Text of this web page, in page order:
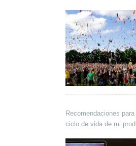
Recomendaciones
ciclo de vida de mi